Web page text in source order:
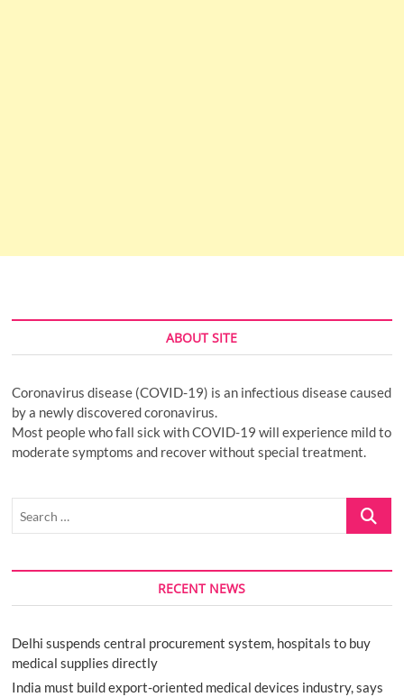
ABOUT SITE
Coronavirus disease (COVID-19) is an infectious disease caused
by a newly discovered coronavirus.
Most people who fall sick with COVID-19 will experience mild to
moderate symptoms and recover without special treatment.
Search
RECENT NEWS
Delhi suspends central procurement system, hospitals to buy
medical supplies directly
India must build export-oriented medical devices industry, says